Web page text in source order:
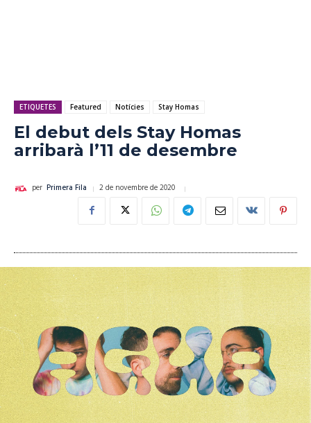
ETIQUETES Featured Notícies Stay Homas
El debut dels Stay Homas
arribarà l’11 de desembre
per Primera Fila 2 de novembre de 2020